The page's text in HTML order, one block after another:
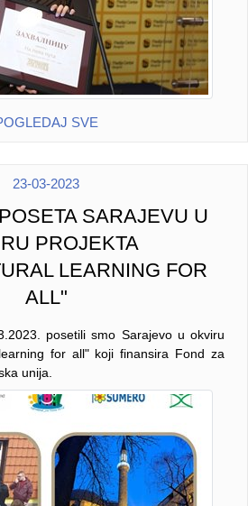
SVE
23-03-2023
SARAJEVU U
PROJEKTA
LEARNING FOR
ALL"
posetili smo Sarajevo u okviru
for all" koji finansira Fond za
unija.